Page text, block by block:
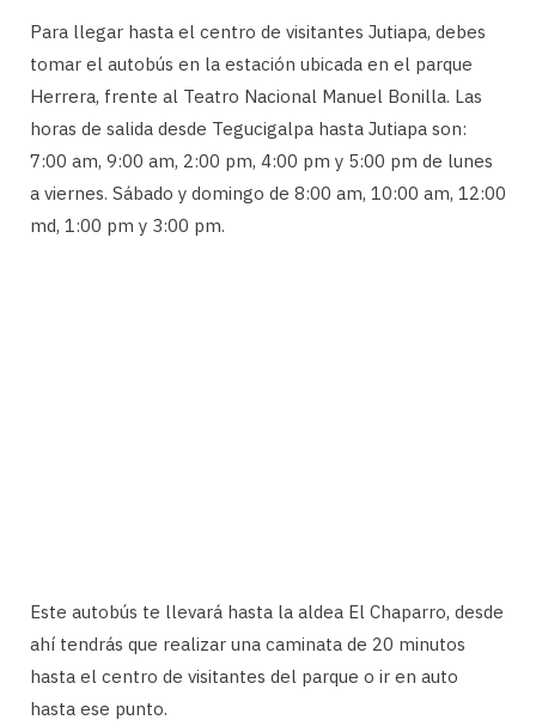
Para llegar hasta el centro de visitantes Jutiapa, debes
tomar el autobús en la estación ubicada en el parque
Herrera, frente al Teatro Nacional Manuel Bonilla. Las
horas de salida desde Tegucigalpa hasta Jutiapa son:
7:00 am, 9:00 am, 2:00 pm, 4:00 pm y 5:00 pm de lunes
a viernes. Sábado y domingo de 8:00 am, 10:00 am, 12:00
md, 1:00 pm y 3:00 pm.
Este autobús te llevará hasta la aldea El Chaparro, desde
ahí tendrás que realizar una caminata de 20 minutos
hasta el centro de visitantes del parque o ir en auto
hasta ese punto.